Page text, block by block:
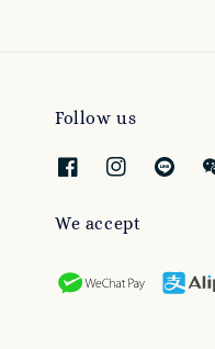
Follow us
We accept